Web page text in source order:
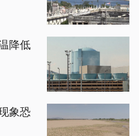
降低
象恐